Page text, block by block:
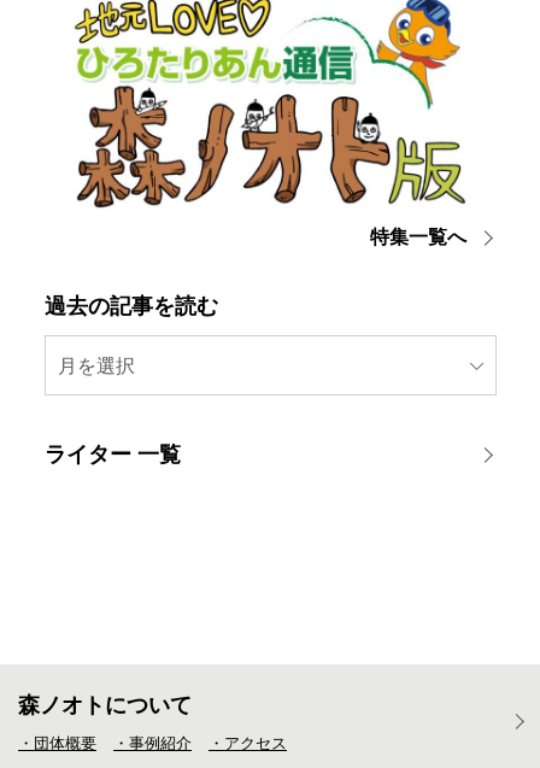
特集一覧へ
過去の記事を読む
月を選択
ライター 一覧
森ノオトについて
・団体概要 ・事例紹介 ・アクセス